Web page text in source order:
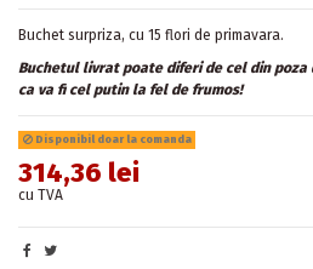
Buchet surpriza, cu 15 flori de primavara.
Buchetul livrat poate diferi de cel din poza
ca va fi cel putin la fel de frumos!
Disponibil doar la comanda
314,36 lei
cu TVA